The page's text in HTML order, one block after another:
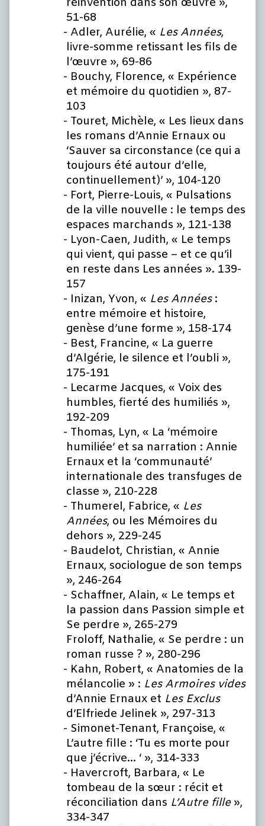
réinvention dans son œuvre »,
51-68
Adler, Aurélie, « Les Années,
livre-somme retissant les fils de
l’œuvre », 69-86
Bouchy, Florence, « Expérience
et mémoire du quotidien », 87-
103
Touret, Michèle, « Les lieux dans
les romans d’Annie Ernaux ou
‘Sauver sa circonstance (ce qui a
toujours été autour d’elle,
continuellement)’ », 104-120
Fort, Pierre-Louis, « Pulsations
de la ville nouvelle : le temps des
espaces marchands », 121-138
Lyon-Caen, Judith, « Le temps
qui vient, qui passe – et ce qu’il
en reste dans Les années ». 139-
157
Inizan, Yvon, « Les Années:
entre mémoire et histoire,
genèse d’une forme », 158-174
Best, Francine, « La guerre
d’Algérie, le silence et l’oubli »,
175-191
Lecarme Jacques, « Voix des
humbles, fierté des humiliés »,
192-209
Thomas, Lyn, « La ‘mémoire
humiliée’ et sa narration : Annie
Ernaux et la ‘communauté’
internationale des transfuges de
classe », 210-228
Thumerel, Fabrice, « Les
Années, ou les Mémoires du
dehors », 229-245
Baudelot, Christian, « Annie
Ernaux, sociologue de son temps
», 246-264
Schaffner, Alain, « Le temps et
la passion dans Passion simple et
Se perdre », 265-279
Froloff, Nathalie, « Se perdre : un
roman russe ? », 280-296
Kahn, Robert, « Anatomies de la
mélancolie » : Les Armoires vides
d’Annie Ernaux et Les Exclus
d’Elfriede Jelinek », 297-313
Simonet-Tenant, Françoise, «
L’autre fille : ‘Tu es morte pour
que j’écrive… ‘ », 314-333
Havercroft, Barbara, « Le
tombeau de la sœur : récit et
réconciliation dans L’Autre fille»,
334-347